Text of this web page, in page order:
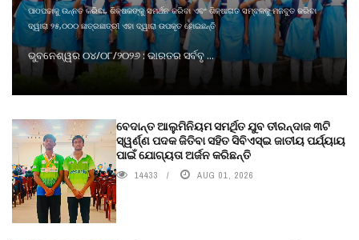
ପାଠପଢାକୁ ଉନ୍ନତ କରିବା, ଶିକ୍ଷକଙ୍କୁ ସମର୍ଥନ କରିବା ଏବଂ ଶିକ୍ଷାଗତ ସମ୍ବଳକୁ ମଜବୁତ କରିବା
ଦ୍ୱାରା ୨୫,୦୦୦ ଛାତ୍ରଛାତ୍ରୀ ଏହା ଦ୍ୱାରା ଉପକୃତ ହୋଇଛନ୍ତି
ଭୁବନେଶ୍ୱର ୦୪/୦୮/୨୦୨୬ : ଭାରତର ସର୍ବବୃ ...
ବେଦାନ୍ତ ଆଲୁମିନିୟମ ସମର୍ଥିତ ଯୁବ ତୀରନ୍ଦାଜ ୩ଟି
ସ୍ୱର୍ଣ୍ଣ ପଦକ ଜିତିବା ସହିତ ସିବିଏସ୍ଇ ଜାତୀୟ ପର୍ଯ୍ୟାୟ
ପାଇଁ ଯୋଗ୍ୟତା ଅର୍ଜନ କରିଛନ୍ତି
14433 AUG 01, 2026